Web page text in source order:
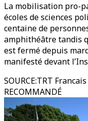
La mobilisation pro-
écoles de sciences
centaine de
amphithéâtre tandis
est fermé depuis
manifesté devant
SOURCE:TRT Francais
RECOMMANDÉ